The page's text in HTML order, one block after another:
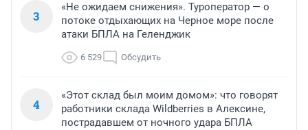
3
«Не ожидаем снижения». Туроператор — о
потоке отдыхающих на Черное море после
атаки БПЛА на Геленджик
6 529 Обсудить
4
«Этот склад был моим домом»: что говорят
работники склада Wildberries в Алексине,
пострадавшем от ночного удара БПЛА